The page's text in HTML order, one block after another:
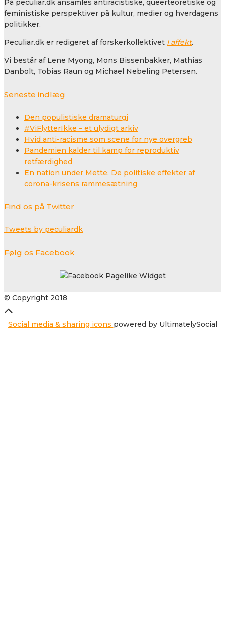
På peculiar.dk ansamles antiracistiske, queerteoretiske og
feministiske perspektiver på kultur, medier og hverdagens
politikker.
Peculiar.dk er redigeret af forskerkollektivet I affekt.
Vi består af Lene Myong, Mons Bissenbakker, Mathias
Danbolt, Tobias Raun og Michael Nebeling Petersen.
Seneste indlæg
Den populistiske dramaturgi
#ViFlytterIkke – et ulydigt arkiv
Hvid anti-racisme som scene for nye overgreb
Pandemien kalder til kamp for reproduktiv
retfærdighed
En nation under Mette. De politiske effekter af
corona-krisens rammesætning
Find os på Twitter
Tweets by peculiardk
Følg os Facebook
© Copyright 2018
Social media & sharing icons powered by UltimatelySocial